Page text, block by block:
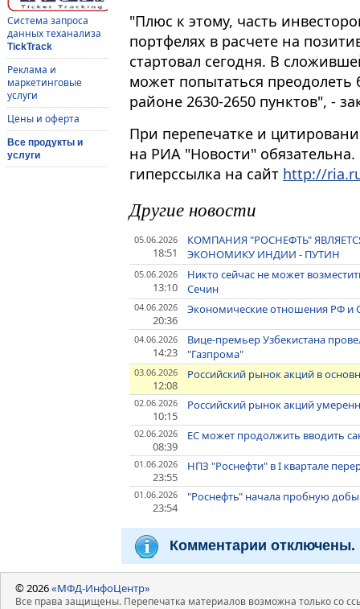
Система запроса
данных теханализа
TickTrack
Реклама и
маркетинговые
услуги
Цены и оферта
Все продукты и
услуги
"Плюс к этому, часть
портфелях в расчете на
стартовал сегодня. В
может попытаться
районе 2630-2650 пунктов", -
При перепечатке и
на РИА "Новости"
гиперссылка на сайт http://
Другие новости
05.06.2026
18:51
КОМПАНИЯ "РОСНЕФТЬ"
ЭКОНОМИКУ ИНДИИ - ПУТИН
05.06.2026
13:10
Никто сейчас не может
Сечин
04.06.2026
20:36
Экономические отношения РФ и
04.06.2026
14:23
Вице-премьер Узбекистана
"Газпрома"
03.06.2026
12:08
Российский рынок акций в
02.06.2026
10:15
Российский рынок акций
02.06.2026
08:39
ЕС может продолжить вводить
01.06.2026
23:55
НПЗ "Роснефти" в I квартале
01.06.2026
23:54
"Роснефть" начала пробную
Комментарии отключены.
© 2026«МФД-ИнфоЦентр»
Все права защищены. Перепечатка материалов возможна только со